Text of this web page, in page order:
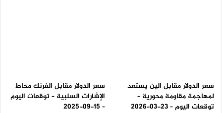
سعر الدولار مقابل الين يستعد
لمهاجمة مقاومة محورية –
توقعات اليوم – 23-03-2026
سعر الدولار مقابل الفرنك محاط
الإشارات السلبية – توقعات اليوم
– 15-09-2025